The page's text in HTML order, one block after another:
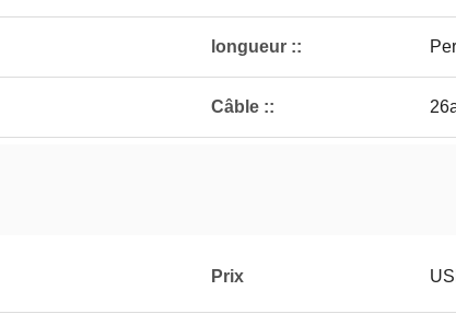
longueur ::
Câble ::
Prix